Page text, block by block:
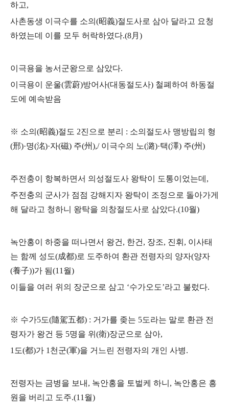
하고,
사촌동생 이극수를 소의 (昭義)절도사로 삼아 달라고 요청
하였는데 이를 모두 허락하였다.(8月 )
이극용을 농서군왕으로 삼았다.
이극용이 운울(雲蔚)방어사(대동절도사) 철폐하여 하동절
도에 예속받음
※ 소의 (昭義)절도 2진으로 분리 : 소의절도사 맹방립의 형
(邢)·명(洺)·자(磁) 주(州),/ 이극수의 노(潞)·택(澤) 주(州)
주전충이 항복하면서 의성절도사 왕탁이 도통이었는데 ,
주전충의 군사가 점점 강해지자 왕탁이 조정으로 돌아가게
해 달라고 청하니 왕탁을 의창절도사로 삼았다.(10월)
녹안홍이 하중을 떠나면서 왕건 , 한건 , 장조, 진휘 , 이사태
는 함께 성도(成都)로 도주하여 환관 전령자의 양자(양자
(養子))가 됨(11 월)
이들을 여러 위의 장군으로 삼고 ‘수가오도’라고 불렀다.
※ 수가5도(隨駕五都) : 거가를 좆는 5도라는 말로 환관 전
령자가 왕건 등 5명을 위 (衛)장군으로 삼아,
1 도(都)가 1 천군(軍)을 거느린 전령자의 개인 사병.
전령자는 금병을 보내 , 녹안홍을 토벌케 하니 , 녹안홍은 흥
원을 버리고 도주.(11 월)